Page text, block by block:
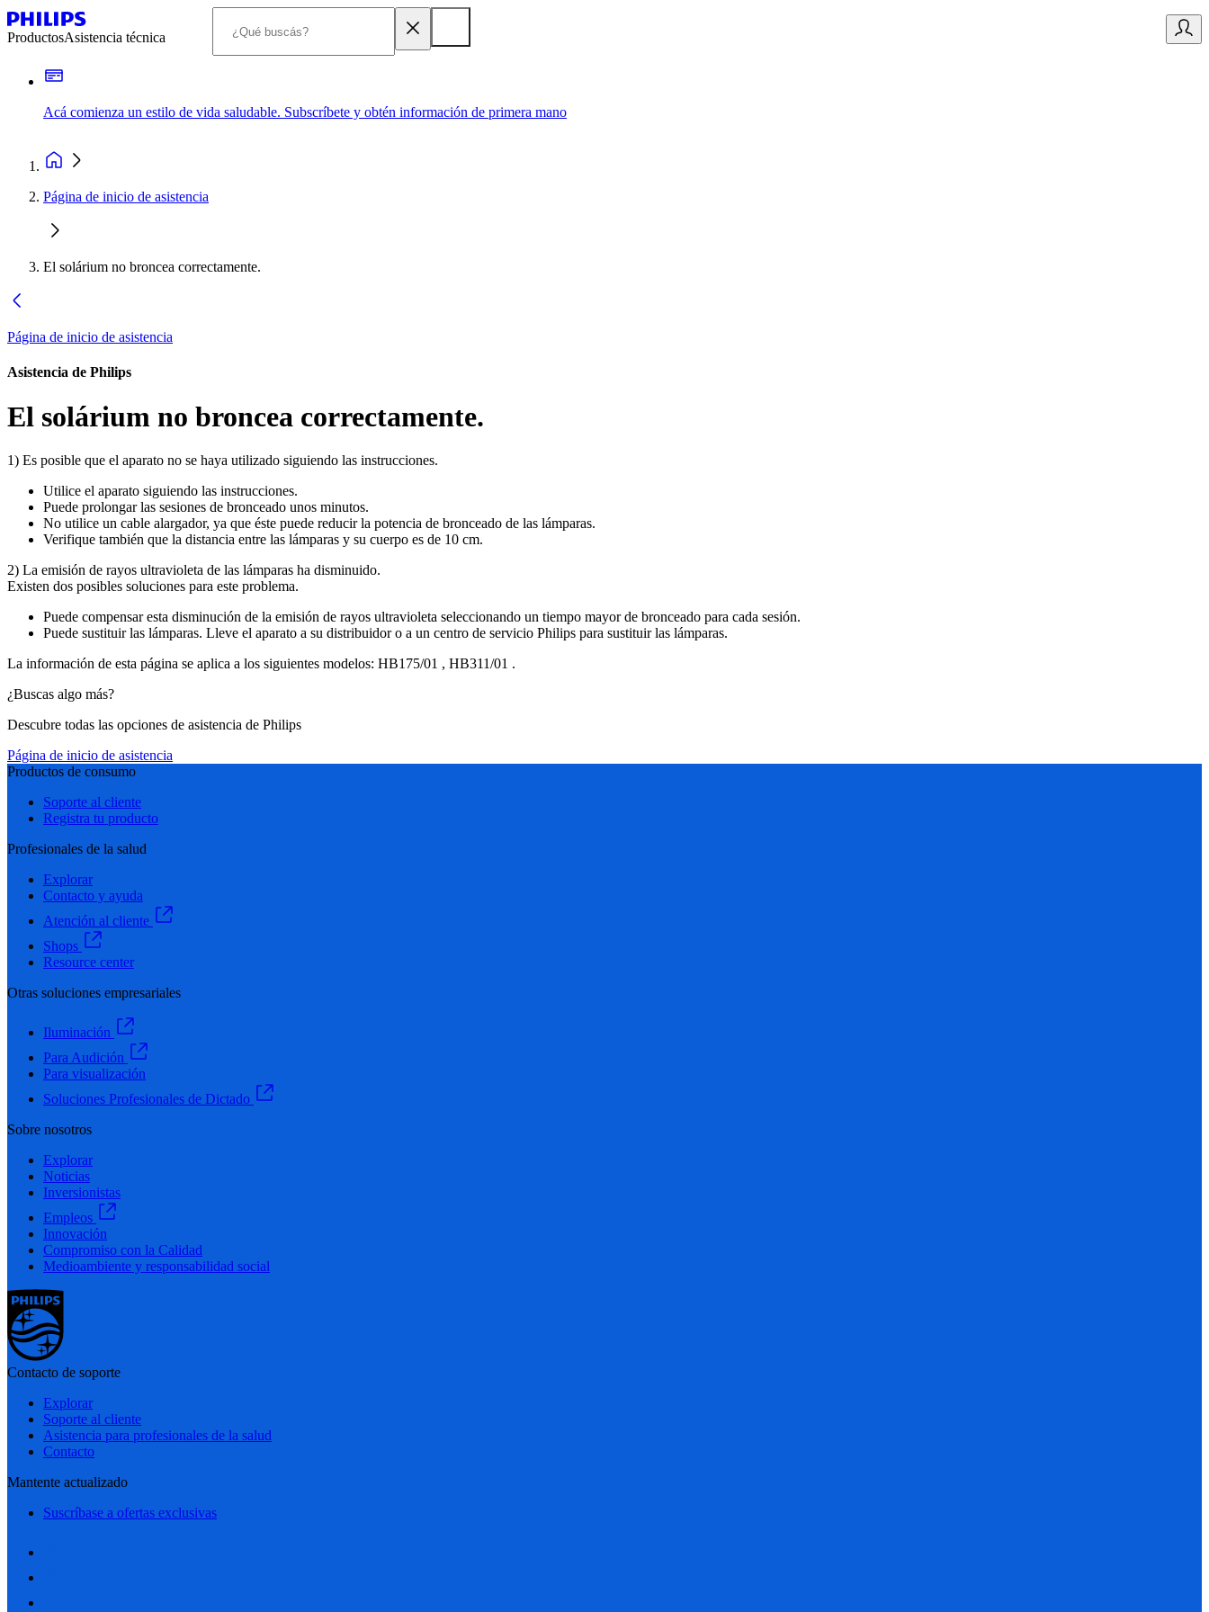
ProductosAsistencia técnica
Acá comienza un estilo de vida saludable. Subscríbete y obtén información de primera mano
Página de inicio de asistencia
El solárium no broncea correctamente.
Página de inicio de asistencia
Asistencia de Philips
El solárium no broncea correctamente.
1) Es posible que el aparato no se haya utilizado siguiendo las instrucciones.
Utilice el aparato siguiendo las instrucciones.
Puede prolongar las sesiones de bronceado unos minutos.
No utilice un cable alargador, ya que éste puede reducir la potencia de bronceado de las lámparas.
Verifique también que la distancia entre las lámparas y su cuerpo es de 10 cm.
2) La emisión de rayos ultravioleta de las lámparas ha disminuido.
Existen dos posibles soluciones para este problema.
Puede compensar esta disminución de la emisión de rayos ultravioleta seleccionando un tiempo mayor de bronceado para cada sesión.
Puede sustituir las lámparas. Lleve el aparato a su distribuidor o a un centro de servicio Philips para sustituir las lámparas.
La información de esta página se aplica a los siguientes modelos: HB175/01 , HB311/01 .
¿Buscas algo más?
Descubre todas las opciones de asistencia de Philips
Página de inicio de asistencia
Productos de consumo
Soporte al cliente
Registra tu producto
Profesionales de la salud
Explorar
Contacto y ayuda
Atención al cliente
Shops
Resource center
Otras soluciones empresariales
Iluminación
Para Audición
Para visualización
Soluciones Profesionales de Dictado
Sobre nosotros
Explorar
Noticias
Inversionistas
Empleos
Innovación
Compromiso con la Calidad
Medioambiente y responsabilidad social
Contacto de soporte
Explorar
Soporte al cliente
Asistencia para profesionales de la salud
Contacto
Mantente actualizado
Suscríbase a ofertas exclusivas